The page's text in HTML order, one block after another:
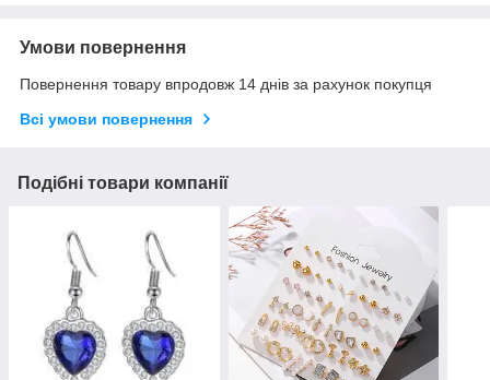
Умови повернення
Повернення товару впродовж 14 днів за рахунок покупця
Всі умови повернення
Подібні товари компанії